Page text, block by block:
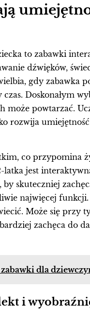
to zabawki
dźwięków,
gdy zabawka
Doskonałym
może powtarzać.
rozwija
co przypomina
jest
skuteczniej
najwięcej
Może się przy
zachęca do
dla
i